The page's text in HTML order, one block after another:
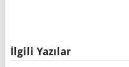
İlgili Yazılar